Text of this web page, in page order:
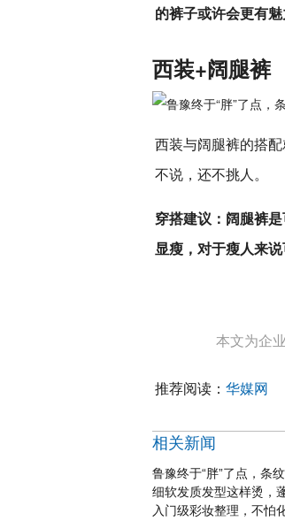
的裤子或许会更有魅
西装+阔腿裤
西装与阔腿裤的搭
不说，还不挑人。
穿搭建议：阔腿裤
显瘦，对于瘦人来说
本文为企
推荐阅读： 华媒网
相关新闻
鲁豫终于“胖”了点，条
细软发质发型这样烫，
入门级彩妆整理，不怕